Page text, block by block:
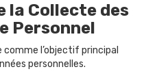
la Collecte des
Personnel
l’objectif principal
personnelles.